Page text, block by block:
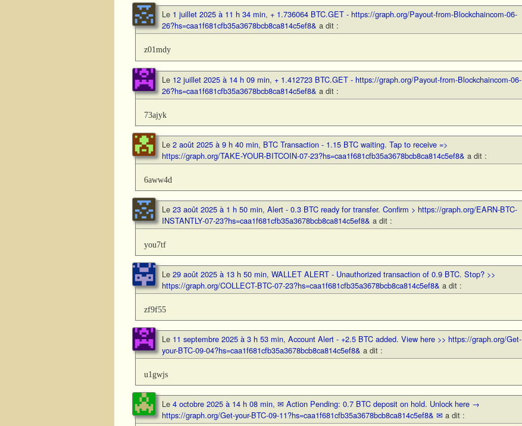
Le 1 juillet 2025 à 11 h 34 min, + 1.736064 BTC.GET - https://graph.org/Payout-from-Blockchaincom-06-
26?hs=caa1f681cfb35a3678bcb8ca814c5ef8& a dit :
z01mdy
Le 12 juillet 2025 à 14 h 09 min, + 1.412723 BTC.GET - https://graph.org/Payout-from-Blockchaincom-06-
26?hs=caa1f681cfb35a3678bcb8ca814c5ef8& a dit :
73ajyk
Le 2 août 2025 à 9 h 40 min, BTC Transaction - 1.15 BTC waiting. Tap to receive =>
https://graph.org/TAKE-YOUR-BITCOIN-07-23?hs=caa1f681cfb35a3678bcb8ca814c5ef8& a dit :
6aww4d
Le 23 août 2025 à 1 h 50 min, Alert - 0.3 BTC ready for transfer. Confirm > https://graph.org/EARN-BTC-
INSTANTLY-07-23?hs=caa1f681cfb35a3678bcb8ca814c5ef8& a dit :
you7tf
Le 29 août 2025 à 13 h 50 min, WALLET ALERT - Unauthorized transaction of 0.9 BTC. Stop? >>
https://graph.org/COLLECT-BTC-07-23?hs=caa1f681cfb35a3678bcb8ca814c5ef8& a dit :
zf9f55
Le 11 septembre 2025 à 3 h 53 min, Account Alert - +2.5 BTC added. View here >> https://graph.org/Get-
your-BTC-09-04?hs=caa1f681cfb35a3678bcb8ca814c5ef8& a dit :
u1gwjs
Le 4 octobre 2025 à 14 h 08 min, ✉ Action Pending: 0.7 BTC deposit on hold. Unlock here →
https://graph.org/Get-your-BTC-09-11?hs=caa1f681cfb35a3678bcb8ca814c5ef8& ✉ a dit :